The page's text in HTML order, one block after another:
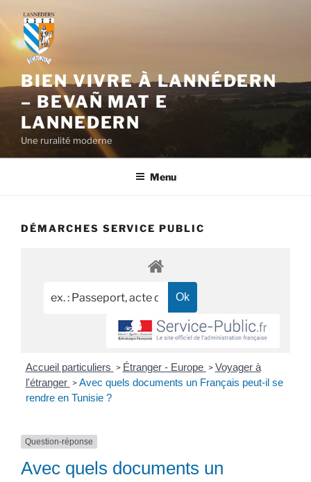
contenu
principal
BIEN VIVRE À LANNÉDERN
– BEVAÑ MAT E
LANNEDERN
Une ruralité moderne
Menu
DÉMARCHES SERVICE PUBLIC
Accueil particuliers > Étranger - Europe > Voyager à
l'étranger > Avec quels documents un Français peut-il se
rendre en Tunisie ?
Question-réponse
Avec quels documents un